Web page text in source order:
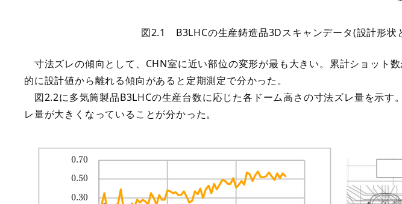
図2.1 B3LHCの生産鋳造品3Dスキャンデータ(設計形状
寸法ズレの傾向として、CHN室に近い部位の変形が最も大きい。累計ショット
的に設計値から離れる傾向があると定期測定で分かった。
図2.2に多気筒製品B3LHCの生産台数に応じた各ドーム高さの寸法ズレ量を示す
レ量が大きくなっていることが分かった。